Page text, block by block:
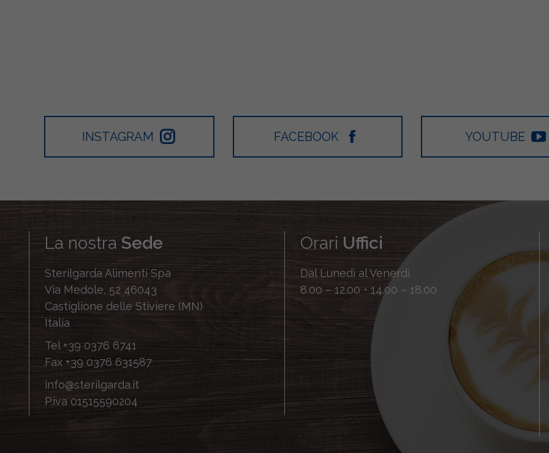
INSTAGRAM FACEBOOK YOUTUBE
La nostra Sede
Sterilgarda Alimenti Spa
Via Medole, 52 46043
Castiglione delle Stiviere (MN)
Italia
Tel +39 0376 6741
Fax +39 0376 631587
info@sterilgarda.it
P.iva 01515590204
Orari Uffici
Dal Lunedì al Venerdì
8.00 – 12.00 • 14.00 – 18.00